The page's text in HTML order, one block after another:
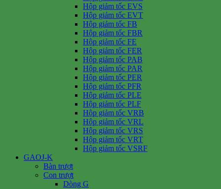
Hộp giảm tốc EVS
Hộp giảm tốc EVT
Hộp giảm tốc FB
Hộp giảm tốc FBR
Hộp giảm tốc FE
Hộp giảm tốc FER
Hộp giảm tốc PAB
Hộp giảm tốc PAR
Hộp giảm tốc PER
Hộp giảm tốc PFR
Hộp giảm tốc PLE
Hộp giảm tốc PLF
Hộp giảm tốc VRB
Hộp giảm tốc VRL
Hộp giảm tốc VRS
Hộp giảm tốc VRT
Hộp giảm tốc VSRF
GAOJ-K
Bàn trượt
Con trượt
Dòng G